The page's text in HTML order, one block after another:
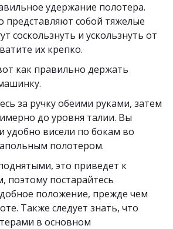
удержание полотера.
собой тяжелые
соскользнуть и ускользнуть от
их крепко.
как правильно держать
за ручку обеими руками, затем
до уровня талии. Вы
удобно висели по бокам во
полотером.
это приведет к
поэтому постарайтесь
положение, прежде чем
Также следует знать, что
в основном